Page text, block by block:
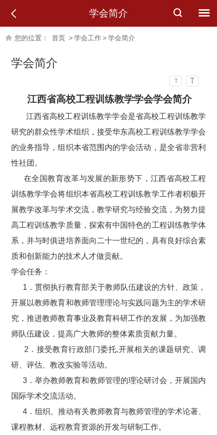
学会简介
您的位置： 首页 >学会工作>学会简介
学会简介
T T
江西省高校工程训练教学学会学会简介
江西省高校工程训练教学学会是省高校工程训练教学
研究的群众性学术组织，接受华东高校工程训练教学学会
的业务指导，组织本省范围内的学会活动，是全省非营利
性社团。
在全国教育改革与发展的新形势下，江西省高校工程
训练教学学会将组织本省高校工程训练教学工作者积极开
展教学改革与学术交流，教学研究与经验交流，为努力提
高工程训练教学质量，探索有中国特色的工程训练教学体
系，并与时俱进培养面向二十一世纪的，具有良好综合素
质和创新能力的技术人才做贡献。
学会任务：
1．贯彻执行教育部关于教师队伍建设的方针、政策，
开展以教师教育和教师管理理论与实践问题为主的学术研
究，推进教师教育事业及教育科研工作的发展，为加强教
师队伍建设，提高广大教师的整体素质贡献力量。
2．接受教育行政部门委托,开展相关的课题研究、调
研、评估、教改实验等活动。
3．举办教师教育和教师管理的理论研讨会，开展国内
国际学术交流活动。
4．组织、推动有关教师教育与教师管理的学术论著、
课程教材、远程教育资源的开发与研制工作。